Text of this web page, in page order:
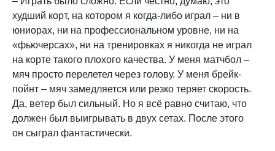
худший корт, на котором я когда-либо играл – ни в
юниорах, ни на профессиональном уровне, ни на
«фьючерсах», ни на тренировках я никогда не играл
на корте такого плохого качества. У меня матчбол –
мяч просто перелетел через голову. У меня брейк-
пойнт – мяч замедляется или резко теряет скорость.
Да, ветер был сильный. Но я всё равно считаю, что
должен был выигрывать в двух сетах. После этого
он сыграл фантастически.